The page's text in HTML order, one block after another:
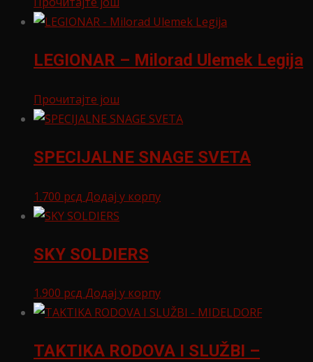
LEGIONAR – Milorad Ulemek Legija
Прочитајте још
SPECIJALNE SNAGE SVETA
1.700 рсд Додај у корпу
SKY SOLDIERS
1.900 рсд Додај у корпу
TAKTIKA RODOVA I SLUŽBI –